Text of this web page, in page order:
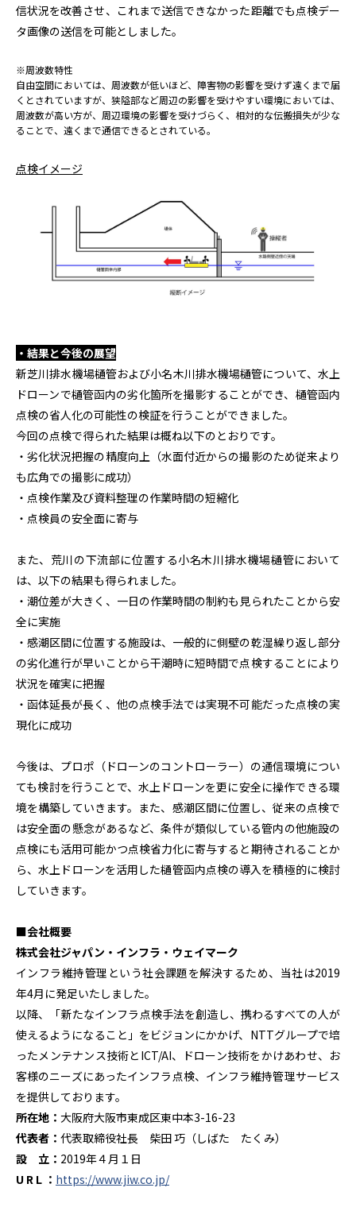
信状況を改善させ、これまで送信できなかった距離でも点検デー
タ画像の送信を可能としました。
※周波数特性
自由空間においては、周波数が低いほど、障害物の影響を受けず遠くまで届
くとされていますが、狭隘部など周辺の影響を受けやすい環境においては、
周波数が高い方が、周辺環境の影響を受けづらく、相対的な伝搬損失が少な
ることで、遠くまで通信できるとされている。
点検イメージ
・結果と今後の展望
新芝川排水機場樋管および小名木川排水機場樋管について、水上
ドローンで樋管函内の劣化箇所を撮影することができ、樋管函内
点検の省人化の可能性の検証を行うことができました。
今回の点検で得られた結果は概ね以下のとおりです。
・劣化状況把握の精度向上（水面付近からの撮影のため従来より
も広角での撮影に成功）
・点検作業及び資料整理の作業時間の短縮化
・点検員の安全面に寄与
また、荒川の下流部に位置する小名木川排水機場樋管において
は、以下の結果も得られました。
・潮位差が大きく、一日の作業時間の制約も見られたことから安
全に実施
・感潮区間に位置する施設は、一般的に側壁の乾湿繰り返し部分
の劣化進行が早いことから干潮時に短時間で点検することにより
状況を確実に把握
・函体延長が長く、他の点検手法では実現不可能だった点検の実
現化に成功
今後は、プロポ（ドローンのコントローラー）の通信環境につい
ても検討を行うことで、水上ドローンを更に安全に操作できる環
境を構築していきます。また、感潮区間に位置し、従来の点検で
は安全面の懸念があるなど、条件が類似している管内の他施設の
点検にも活用可能かつ点検省力化に寄与すると期待されることか
ら、水上ドローンを活用した樋管函内点検の導入を積極的に検討
していきます。
■会社概要
株式会社ジャパン・インフラ・ウェイマーク
インフラ維持管理という社会課題を解決するため、当社は2019
年4月に発足いたしました。
以降、「新たなインフラ点検手法を創造し、携わるすべての人が
使えるようになること」をビジョンにかかげ、NTTグループで培
ったメンテナンス技術とICT/AI、ドローン技術をかけあわせ、お
客様のニーズにあったインフラ点検、インフラ維持管理サービス
を提供しております。
所在地： 大阪府大阪市東成区東中本3-16-23
代表者： 代表取締役社長 柴田 巧（しばた たくみ）
設 立： 2019年４月１日
U R L ： https://www.jiw.co.jp/